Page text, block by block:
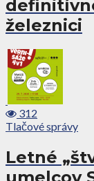
železnici
312
Tlačové správy
Letné